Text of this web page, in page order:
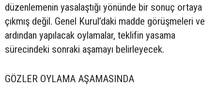
düzenlemenin yasalaştığı yönünde bir sonuç ortaya
çıkmış değil. Genel Kurul’daki madde görüşmeleri ve
ardından yapılacak oylamalar, teklifin yasama
sürecindeki sonraki aşamayı belirleyecek.
GÖZLER OYLAMA AŞAMASINDA